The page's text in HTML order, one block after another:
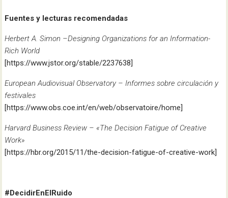
Fuentes y lecturas recomendadas
Herbert A. Simon –Designing Organizations for an Information-
Rich World
[https://www.jstor.org/stable/2237638]
European Audiovisual Observatory – Informes sobre circulación y
festivales
[https://www.obs.coe.int/en/web/observatoire/home]
Harvard Business Review – «The Decision Fatigue of Creative
Work»
[https://hbr.org/2015/11/the-decision-fatigue-of-creative-work]
#DecidirEnElRuido